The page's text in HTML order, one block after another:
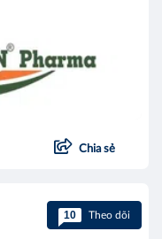
Chia sẻ
10 Theo dõi